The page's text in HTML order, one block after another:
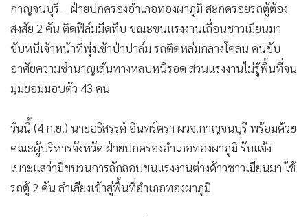
• ท่องเที่ยว
• กีฬา
ต่างประเทศ
Special Scoop
• จีน
• ชุมชน-คุณภาพชีวิต
• อาชญากรรม
• Motoring
กาญจนบุรี – ฝ่ายปกครองอำเภอทองผาภูมิ สะกดรอยรถตู้ต้อง
สงสัย 2 คัน ติดฟิล์มมืดทึบ ขณะขนแรงงานเถื่อนชาวเมียนมา
ขับหนีเจ้าหน้าที่พุ่งเข้าป่าปาล์ม รถติดหล่มกลางโคลน คนขับ
อาศัยความชำนาญเส้นทางหลบหนีรอด ส่วนแรงงานไม่รู้พื้นที่จน
มุมยอมมอบตัว 43 คน
วันนี้ (4 ก.ย.) นายอธิสรรค์ อินทร์ตรา ผวจ.กาญจนบุรี พร้อมด้วย
คณะผู้บริหารจังหวัด ฝ่ายปกครองอำเภอทองผาภูมิ รับแจ้ง
เบาะแสว่ามีขบวนการลักลอบขนแรงงานต่างด้าวชาวเมียนมา ใช้
รถตู้ 2 คัน ลำเลียงเข้าสู่พื้นที่อำเภอทองผาภูมิ